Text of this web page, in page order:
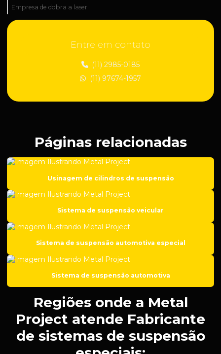
Empresa de dobra a laser
Empresa de fabricação de peças técnicas
Empresa de industrialização de peças
Empresa de manutenção industrial
Empresa de solda em aço carbono
Empresa de solda em ferro fundido
Empresa de usinagem de aço inox
Empresa de usinagem cnc
Empresa de usinagem de metal
Fabricação de componentes para setor de petróleo
Fabricação de engrenagens
Entre em contato
(11) 2985-0185
(11) 97674-1957
Páginas relacionadas
Usinagem de cilindros de suspensão
Sistema de suspensão veicular
Sistema de suspensão automotiva especial
Sistema de suspensão automotiva
Regiões onde a Metal
Project atende Fabricante
de sistemas de suspensão